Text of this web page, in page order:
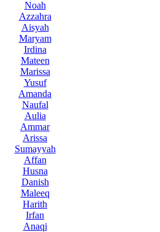
Noah
Azzahra
Aisyah
Maryam
Irdina
Mateen
Marissa
Yusuf
Amanda
Naufal
Aulia
Ammar
Arissa
Sumayyah
Affan
Husna
Danish
Maleeq
Harith
Irfan
Anaqi